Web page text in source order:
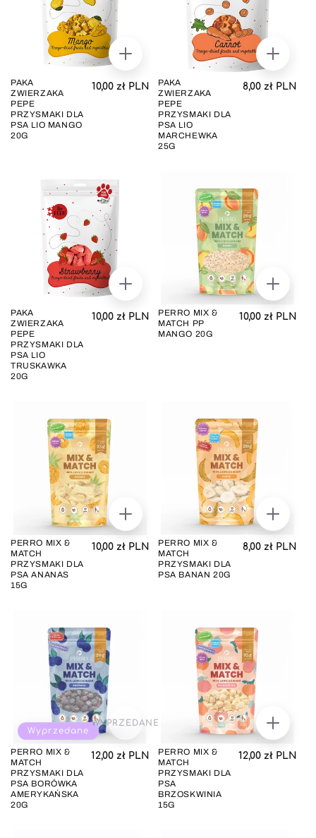
DODAJ
KOSZYKA
PAKA
ZWIERZAKA
PEPE
PRZYSMAKI DLA
PSA LIO MANGO
20G
Cena regularna
10,00 zł PLN
DODAJ
PAKA
ZWIERZAKA
PEPE
PRZYSMAKI DLA
PSA LIO
MARCHEWKA
25G
Cena
8,00 zł PLN
DODAJ
KOSZYKA
PAKA
ZWIERZAKA
PEPE
PRZYSMAKI DLA
PSA LIO
TRUSKAWKA
20G
Cena regularna
10,00 zł PLN
DODAJ
DO
PERRO MIX &
MATCH PP
MANGO 20G
Cena
10,00 zł PLN
DODAJ
DO
KOSZYKA
PERRO MIX &
MATCH
PRZYSMAKI DLA
PSA ANANAS
15G
Cena regularna
10,00 zł PLN
DODAJ
DO
PERRO MIX &
MATCH
PRZYSMAKI DLA
PSA BANAN 20G
Cena
8,00 zł PLN
Wyprzedane
WYPRZEDANE
PERRO MIX &
MATCH
PRZYSMAKI DLA
PSA BORÓWKA
AMERYKAŃSKA
20G
Cena regularna
12,00 zł PLN
DODAJ
DO
PERRO MIX &
MATCH
PRZYSMAKI DLA
PSA
BRZOSKWINIA
15G
Cena
12,00 zł PLN